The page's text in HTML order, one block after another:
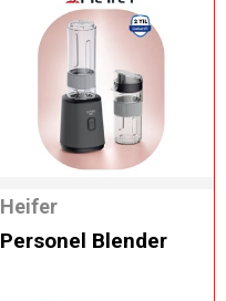
Heifer
Personel Blender